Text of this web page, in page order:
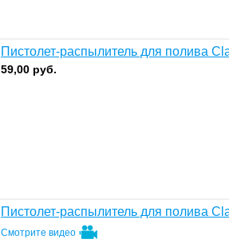
Пистолет-распылитель для полива
59,00 руб.
Пистолет-распылитель для полива
Смотрите видео